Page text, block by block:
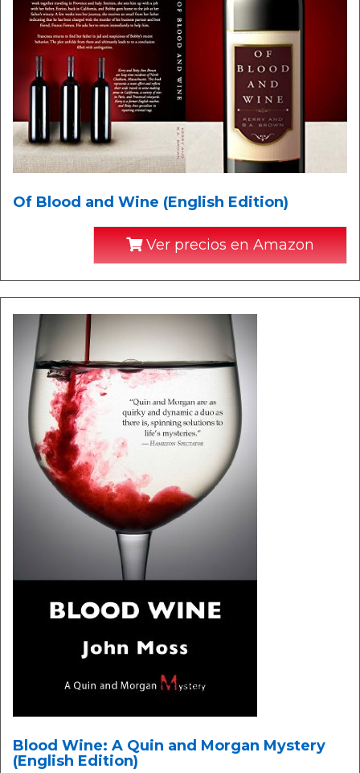
Of Blood and Wine (English Edition)
Ver precios en Amazon
Blood Wine: A Quin and Morgan Mystery
(English Edition)